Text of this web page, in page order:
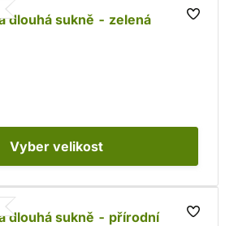
dlouhá sukně - zelená
Vyber velikost
dlouhá sukně - přírodní